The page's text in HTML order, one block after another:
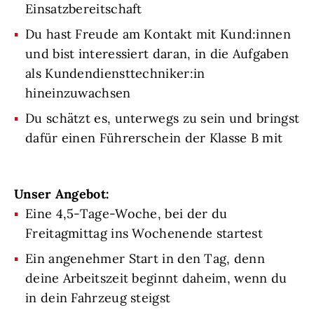
Einsatzbereitschaft
Du hast Freude am Kontakt mit Kund:innen
und bist interessiert daran, in die Aufgaben
als Kundendiensttechniker:in
hineinzuwachsen
Du schätzt es, unterwegs zu sein und bringst
dafür einen Führerschein der Klasse B mit
Unser Angebot:
Eine 4,5-Tage-Woche, bei der du
Freitagmittag ins Wochenende startest
Ein angenehmer Start in den Tag, denn
deine Arbeitszeit beginnt daheim, wenn du
in dein Fahrzeug steigst